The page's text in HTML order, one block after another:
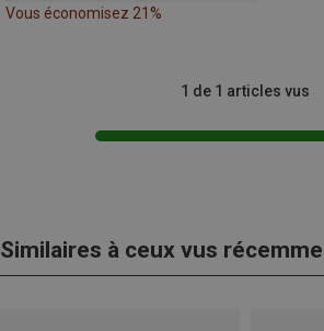
Vous économisez 21%
1 de 1 articles vus
Similaires à ceux vus